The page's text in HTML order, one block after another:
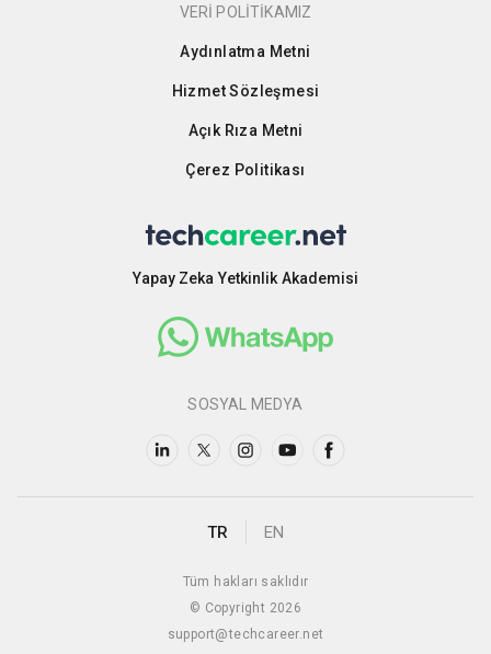
VERİ POLİTİKAMIZ
Aydınlatma Metni
Hizmet Sözleşmesi
Açık Rıza Metni
Çerez Politikası
Yapay Zeka Yetkinlik Akademisi
SOSYAL MEDYA
TR EN
Tüm hakları saklıdır
© Copyright 2026
support@techcareer.net